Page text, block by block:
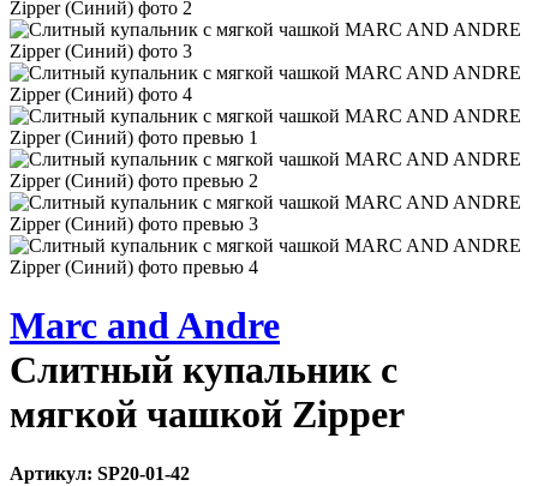
Marc and Andre
Слитный купальник с
мягкой чашкой Zipper
Артикул: SP20-01-42